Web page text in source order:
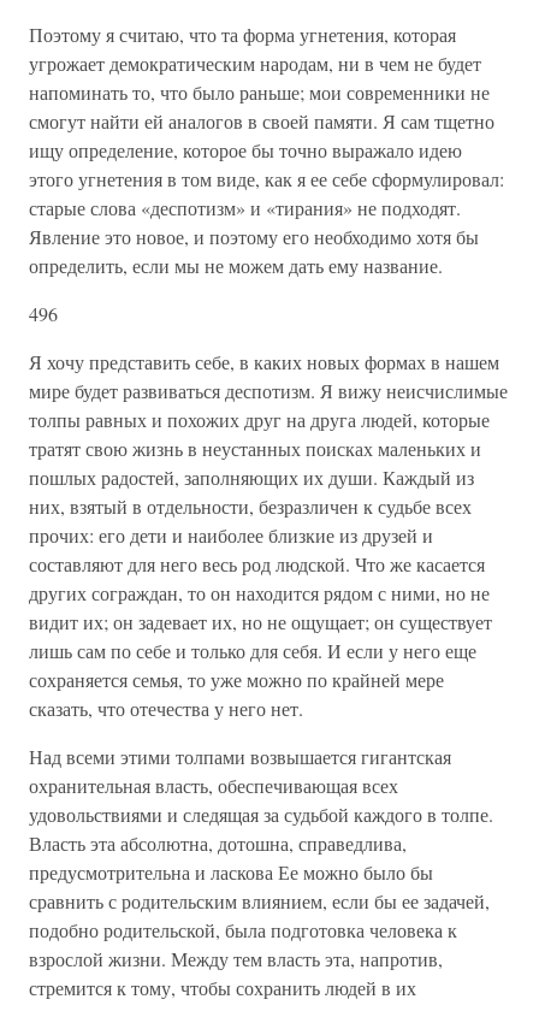
Поэтому я считаю, что та форма угнетения, которая
угрожает демократическим народам, ни в чем не будет
напоминать то, что было раньше; мои современники не
смогут найти ей аналогов в своей памяти. Я сам тщетно
ищу определение, которое бы точно выражало идею
этого угнетения в том виде, как я ее себе сформулировал:
старые слова «деспотизм» и «тирания» не подходят.
Явление это новое, и поэтому его необходимо хотя бы
определить, если мы не можем дать ему название.
496
Я хочу представить себе, в каких новых формах в нашем
мире будет развиваться деспотизм. Я вижу неисчислимые
толпы равных и похожих друг на друга людей, которые
тратят свою жизнь в неустанных поисках маленьких и
пошлых радостей, заполняющих их души. Каждый из
них, взятый в отдельности, безразличен к судьбе всех
прочих: его дети и наиболее близкие из друзей и
составляют для него весь род людской. Что же касается
других сограждан, то он находится рядом с ними, но не
видит их; он задевает их, но не ощущает; он существует
лишь сам по себе и только для себя. И если у него еще
сохраняется семья, то уже можно по крайней мере
сказать, что отечества у него нет.
Над всеми этими толпами возвышается гигантская
охранительная власть, обеспечивающая всех
удовольствиями и следящая за судьбой каждого в толпе.
Власть эта абсолютна, дотошна, справедлива,
предусмотрительна и ласкова Ее можно было бы
сравнить с родительским влиянием, если бы ее задачей,
подобно родительской, была подготовка человека к
взрослой жизни. Между тем власть эта, напротив,
стремится к тому, чтобы сохранить людей в их